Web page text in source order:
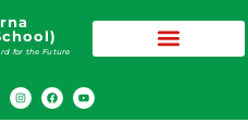
for the Future